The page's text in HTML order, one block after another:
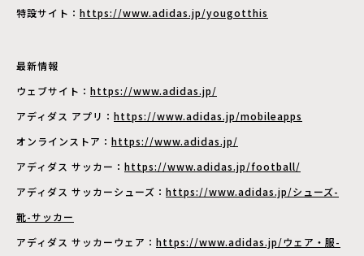
特設サイト： https://www.adidas.jp/yougotthis
最新情報
ウェブサイト： https://www.adidas.jp/
アディダス アプリ： https://www.adidas.jp/mobileapps
オンラインストア： https://www.adidas.jp/
アディダス サッカー： https://www.adidas.jp/football/
アディダス サッカーシューズ： https://www.adidas.jp/シューズ-
靴-サッカー
アディダス サッカーウェア： https://www.adidas.jp/ウェア・服-